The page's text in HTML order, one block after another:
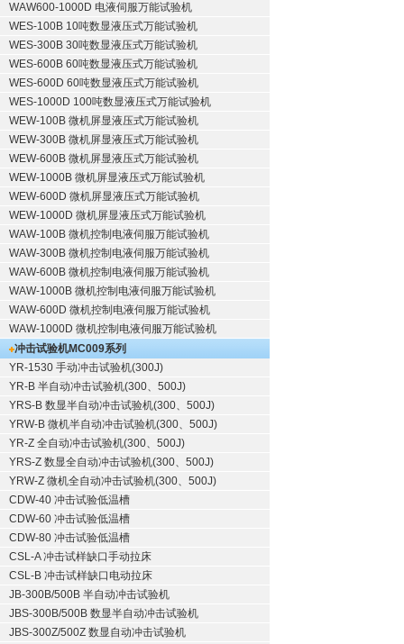
WAW600-1000D 电液伺服万能试验机
WES-100B 10吨数显液压式万能试验机
WES-300B 30吨数显液压式万能试验机
WES-600B 60吨数显液压式万能试验机
WES-600D 60吨数显液压式万能试验机
WES-1000D 100吨数显液压式万能试验机
WEW-100B 微机屏显液压式万能试验机
WEW-300B 微机屏显液压式万能试验机
WEW-600B 微机屏显液压式万能试验机
WEW-1000B 微机屏显液压式万能试验机
WEW-600D 微机屏显液压式万能试验机
WEW-1000D 微机屏显液压式万能试验机
WAW-100B 微机控制电液伺服万能试验机
WAW-300B 微机控制电液伺服万能试验机
WAW-600B 微机控制电液伺服万能试验机
WAW-1000B 微机控制电液伺服万能试验机
WAW-600D 微机控制电液伺服万能试验机
WAW-1000D 微机控制电液伺服万能试验机
冲击试验机MC009系列
YR-1530 手动冲击试验机(300J)
YR-B 半自动冲击试验机(300、500J)
YRS-B 数显半自动冲击试验机(300、500J)
YRW-B 微机半自动冲击试验机(300、500J)
YR-Z 全自动冲击试验机(300、500J)
YRS-Z 数显全自动冲击试验机(300、500J)
YRW-Z 微机全自动冲击试验机(300、500J)
CDW-40 冲击试验低温槽
CDW-60 冲击试验低温槽
CDW-80 冲击试验低温槽
CSL-A 冲击试样缺口手动拉床
CSL-B 冲击试样缺口电动拉床
JB-300B/500B 半自动冲击试验机
JBS-300B/500B 数显半自动冲击试验机
JBS-300Z/500Z 数显自动冲击试验机